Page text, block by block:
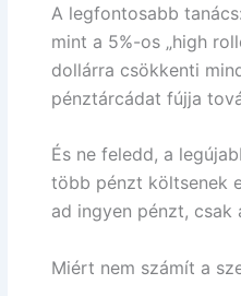
A legfontosabb
mint a 5%-os „high
dollárra csökkenti
pénztárcádat fújja
És ne feledd, a
több pénzt költsenek
ad ingyen pénzt,
Miért nem számít a